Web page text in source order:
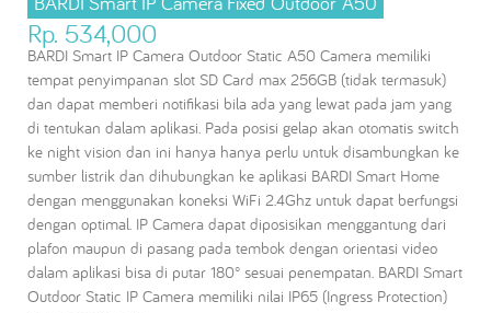
Rp. 534,000
BARDI Smart IP Camera Outdoor Static A50 Camera memiliki
tempat penyimpanan slot SD Card max 256GB (tidak termasuk)
dan dapat memberi notifikasi bila ada yang lewat pada jam yang
di tentukan dalam aplikasi. Pada posisi gelap akan otomatis switch
ke night vision dan ini hanya hanya perlu untuk disambungkan ke
sumber listrik dan dihubungkan ke aplikasi BARDI Smart Home
dengan menggunakan koneksi WiFi 2.4Ghz untuk dapat berfungsi
dengan optimal. IP Camera dapat diposisikan menggantung dari
plafon maupun di pasang pada tembok dengan orientasi video
dalam aplikasi bisa di putar 180° sesuai penempatan. BARDI Smart
Outdoor Static IP Camera memiliki nilai IP65 (Ingress Protection)